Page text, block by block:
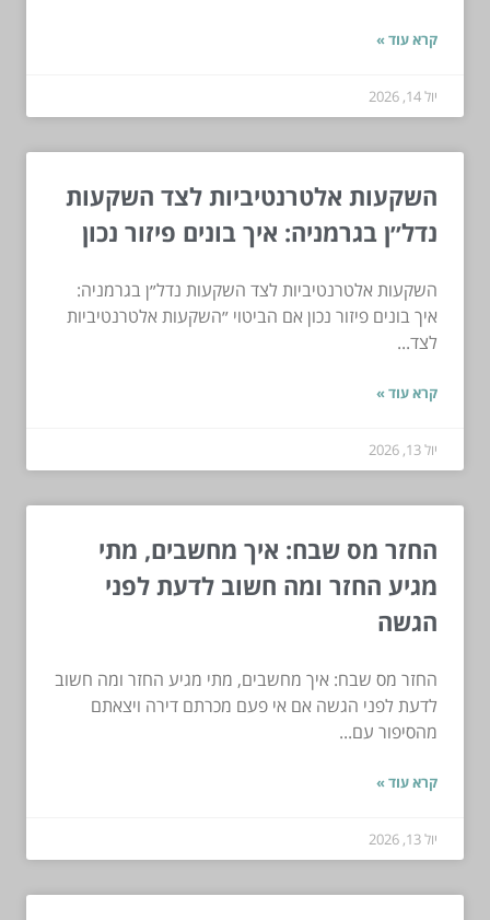
קרא עוד »
יול 14, 2026
השקעות אלטרנטיביות לצד השקעות
נדל״ן בגרמניה: איך בונים פיזור נכון
השקעות אלטרנטיביות לצד השקעות נדל״ן בגרמניה:
איך בונים פיזור נכון אם הביטוי ״השקעות אלטרנטיביות
לצד...
קרא עוד »
יול 13, 2026
החזר מס שבח: איך מחשבים, מתי
מגיע החזר ומה חשוב לדעת לפני
הגשה
החזר מס שבח: איך מחשבים, מתי מגיע החזר ומה חשוב
לדעת לפני הגשה אם אי פעם מכרתם דירה ויצאתם
מהסיפור עם...
קרא עוד »
יול 13, 2026